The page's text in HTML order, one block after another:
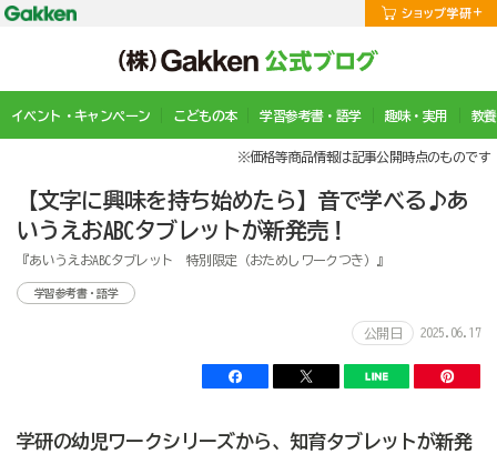
イベント・キャンペーン こどもの本 学習参考書・語学 趣味・実用 教
※価格等商品情報は記事公開時点のものです
【文字に興味を持ち始めたら】音で学べる♪あ
いうえおABCタブレットが新発売！
『あいうえおABCタブレット 特別限定（おためしワークつき）』
学習参考書・語学
公開日 2025.06.17
学研の幼児ワークシリーズから、知育タブレットが新発